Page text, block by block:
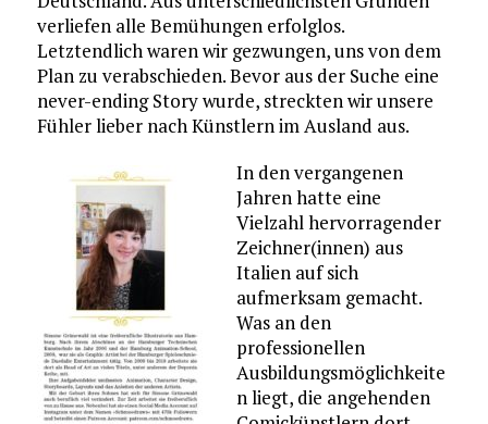
verliefen alle Bemühungen erfolglos.
Letztendlich waren wir gezwungen, uns von dem
Plan zu verabschieden. Bevor aus der Suche eine
never-ending Story wurde, streckten wir unsere
Fühler lieber nach Künstlern im Ausland aus.
In den vergangenen
Jahren hatte eine
Vielzahl hervorragender
Zeichner(innen) aus
Italien auf sich
aufmerksam gemacht.
Was an den
professionellen
Ausbildungsmöglichkeite
n liegt, die angehenden